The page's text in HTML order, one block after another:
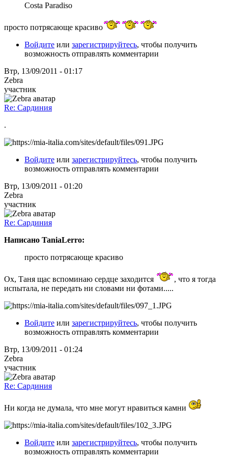
Costa Paradiso
просто потрясающе красиво
Войдите или зарегистрируйтесь, чтобы получить
возможность отправлять комментарии
Втр, 13/09/2011 - 01:17
Zebra
участник
Re: Сардиния
.
Войдите или зарегистрируйтесь, чтобы получить
возможность отправлять комментарии
Втр, 13/09/2011 - 01:20
Zebra
участник
Re: Сардиния
Написано TaniaLerro:
просто потрясающе красиво
Ох, Таня щас вспоминаю сердце заходится
, что я тогда
испытала, не передать ни словами ни фотами.....
Войдите или зарегистрируйтесь, чтобы получить
возможность отправлять комментарии
Втр, 13/09/2011 - 01:24
Zebra
участник
Re: Сардиния
Ни когда не думала, что мне могут нравиться камни
Войдите или зарегистрируйтесь, чтобы получить
возможность отправлять комментарии